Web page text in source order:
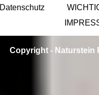
Datenschutz
Copyright - Naturstein